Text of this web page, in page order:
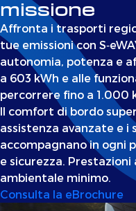
missione
Affronta i trasporti
tue emissioni con
autonomia, potenza e
a 603 kWh e alle
percorrere fino a 1.000
Il comfort di bordo
assistenza avanzate e i
accompagnano in ogni
e sicurezza.
ambientale minimo.
Consulta la eBrochure